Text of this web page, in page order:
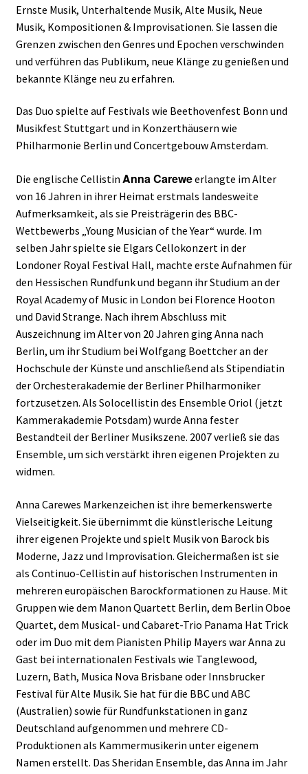
Ernste Musik, Unterhaltende Musik, Alte Musik, Neue
Musik, Kompositionen & Improvisationen. Sie lassen die
Grenzen zwischen den Genres und Epochen verschwinden
und verführen das Publikum, neue Klänge zu genießen und
bekannte Klänge neu zu erfahren.
Das Duo spielte auf Festivals wie Beethovenfest Bonn und
Musikfest Stuttgart und in Konzerthäusern wie
Philharmonie Berlin und Concertgebouw Amsterdam.
Die englische Cellistin Anna Careweerlangte im Alter
von 16 Jahren in ihrer Heimat erstmals landesweite
Aufmerksamkeit, als sie Preisträgerin des BBC-
Wettbewerbs „Young Musician of the Year“ wurde. Im
selben Jahr spielte sie Elgars Cellokonzert in der
Londoner Royal Festival Hall, machte erste Aufnahmen für
den Hessischen Rundfunk und begann ihr Studium an der
Royal Academy of Music in London bei Florence Hooton
und David Strange. Nach ihrem Abschluss mit
Auszeichnung im Alter von 20 Jahren ging Anna nach
Berlin, um ihr Studium bei Wolfgang Boettcher an der
Hochschule der Künste und anschließend als Stipendiatin
der Orchesterakademie der Berliner Philharmoniker
fortzusetzen. Als Solocellistin des Ensemble Oriol (jetzt
Kammerakademie Potsdam) wurde Anna fester
Bestandteil der Berliner Musikszene. 2007 verließ sie das
Ensemble, um sich verstärkt ihren eigenen Projekten zu
widmen.
Anna Carewes Markenzeichen ist ihre bemerkenswerte
Vielseitigkeit. Sie übernimmt die künstlerische Leitung
ihrer eigenen Projekte und spielt Musik von Barock bis
Moderne, Jazz und Improvisation. Gleichermaßen ist sie
als Continuo-Cellistin auf historischen Instrumenten in
mehreren europäischen Barockformationen zu Hause. Mit
Gruppen wie dem Manon Quartett Berlin, dem Berlin Oboe
Quartet, dem Musical- und Cabaret-Trio Panama Hat Trick
oder im Duo mit dem Pianisten Philip Mayers war Anna zu
Gast bei internationalen Festivals wie Tanglewood,
Luzern, Bath, Musica Nova Brisbane oder Innsbrucker
Festival für Alte Musik. Sie hat für die BBC und ABC
(Australien) sowie für Rundfunkstationen in ganz
Deutschland aufgenommen und mehrere CD-
Produktionen als Kammermusikerin unter eigenem
Namen erstellt. Das Sheridan Ensemble, das Anna im Jahr